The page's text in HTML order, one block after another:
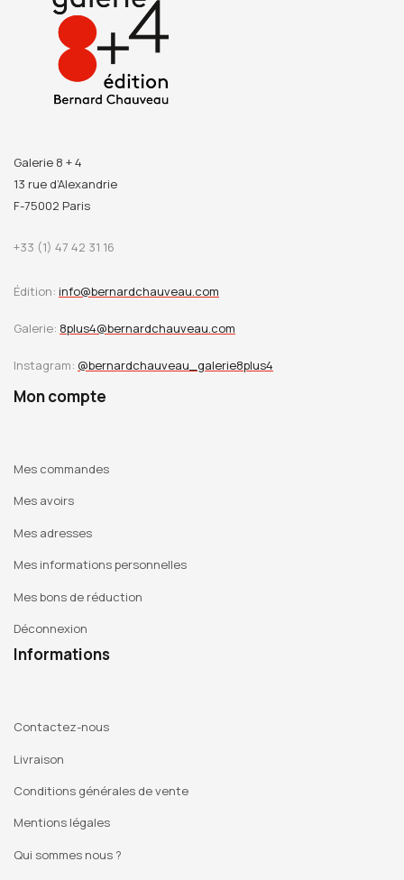
Galerie 8 + 4
13 rue d’Alexandrie
F-75002 Paris
+33 (1) 47 42 31 16
Édition: info@bernardchauveau.com
Galerie: 8plus4@bernardchauveau.com
Instagram: @bernardchauveau_galerie8plus4
Mon compte
Mes commandes
Mes avoirs
Mes adresses
Mes informations personnelles
Mes bons de réduction
Déconnexion
Informations
Contactez-nous
Livraison
Conditions générales de vente
Mentions légales
Qui sommes nous ?